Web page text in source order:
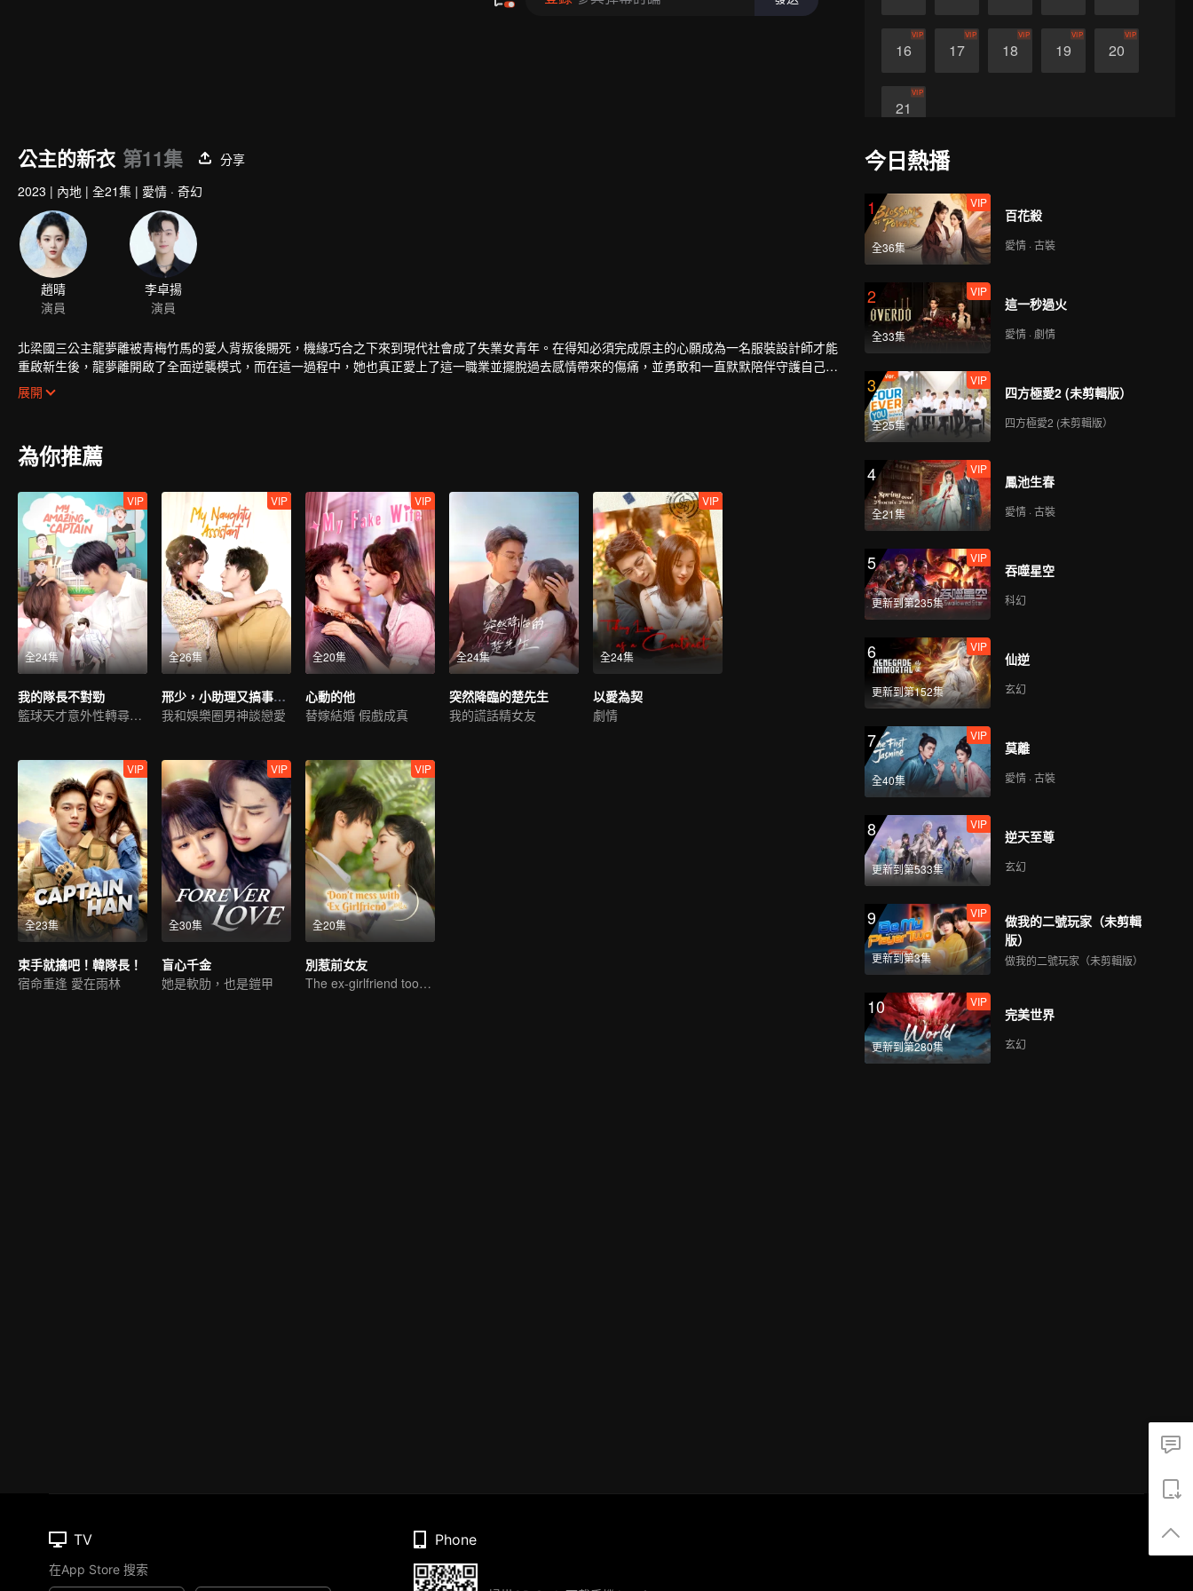
16
VIP
17
VIP
18
VIP
19
VIP
20
VIP
21
VIP
公主的新衣 第11集
分享
2023 | 內地 | 全21集 | 愛情 · 奇幻
趙晴
演員
李卓揚
演員
北梁國三公主龍夢離被青梅竹馬的愛人背叛後賜死，機緣巧合之下來到現代社會成了失業女青年。在得知必須完成原主的心願成為一名服裝設計師才能
重啟新生後，龍夢離開啟了全面逆襲模式，而在這一過程中，她也真正愛上了這一職業並擺脫過去感情帶來的傷痛，並勇敢和一直默默陪伴守護自己的
白羽走到了一起。
展開
為你推薦
全24集
VIP
我的隊長不對勁
籃球天才意外性轉尋真愛
全26集
VIP
邢少，小助理又搞事情了
我和娛樂圈男神談戀愛
全20集
VIP
心動的他
替嫁結婚 假戲成真
全24集
突然降臨的楚先生
我的謊話精女友
全24集
VIP
以愛為契
劇情
全23集
VIP
束手就擒吧！韓隊長！
宿命重逢 愛在雨林
全30集
VIP
盲心千金
她是軟肋，也是鎧甲
全20集
VIP
別惹前女友
The ex-girlfriend took revenge on her scumbag fiance
今日熱播
1
全36集
VIP
百花殺
愛情 · 古裝
2
全33集
VIP
這一秒過火
愛情 · 劇情
3
全25集
VIP
四方極愛2 (未剪輯版）
四方極愛2 (未剪輯版）
4
全21集
VIP
鳳池生春
愛情 · 古裝
5
更新到第235集
VIP
吞噬星空
科幻
6
更新到第152集
VIP
仙逆
玄幻
7
全40集
VIP
莫離
愛情 · 古裝
8
更新到第533集
VIP
逆天至尊
玄幻
9
更新到第3集
VIP
做我的二號玩家（未剪輯
版）
做我的二號玩家（未剪輯版）
10
更新到第280集
VIP
完美世界
玄幻
TV
在App Store 搜索
Phone